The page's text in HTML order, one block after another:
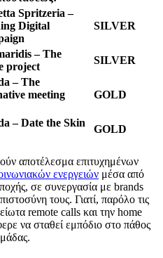
Spritzeria –
Digital
SILVER
– The
project
SILVER
– The
meeting
GOLD
– Date the Skin
GOLD
αποτέλεσμα επιτυχημένων
ενεργειών μέσα από
σε συνεργασία με brands
τους. Γιατί, παρόλο τις
remote calls και την home
να σταθεί εμπόδιο στο πάθος